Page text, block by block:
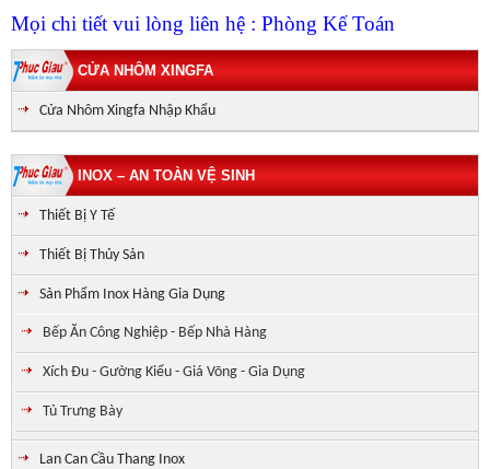
Mọi chi tiết vui lòng liên hệ : Phòng Kế Toán
CỬA NHÔM XINGFA
Cửa Nhôm Xingfa Nhập Khẩu
INOX – AN TOÀN VỆ SINH
Thiết Bị Y Tế
Thiết Bị Thủy Sản
Sản Phẩm Inox Hàng Gia Dụng
Bếp Ăn Công Nghiệp - Bếp Nhà Hàng
Xích Đu - Gường Kiểu - Giá Võng - Gia Dụng
Tủ Trưng Bày
Lan Can Cầu Thang Inox